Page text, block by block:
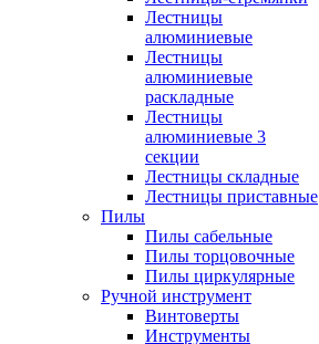
Лестницы
алюминиевые
Лестницы
алюминиевые
раскладные
Лестницы
алюминиевые 3
секции
Лестницы складные
Лестницы приставные
Пилы
Пилы сабельные
Пилы торцовочные
Пилы циркулярные
Ручной инструмент
Винтоверты
Инструменты